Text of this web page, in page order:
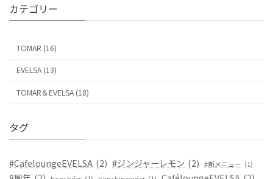
カテゴリー
TOMAR (16)
EVELSA (13)
TOMAR＆EVELSA (18)
タグ
#CafeloungeEVELSA (2) #ジンジャーレモン (2) #新メニュー (1)